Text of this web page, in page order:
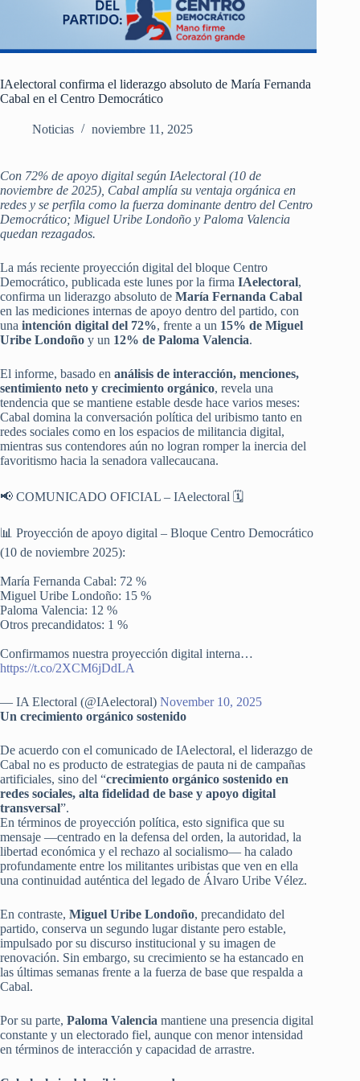
IAelectoral confirma el liderazgo absoluto de María Fernanda
Cabal en el Centro Democrático
Noticias noviembre 11, 2025
Con 72% de apoyo digital según IAelectoral (10 de
noviembre de 2025), Cabal amplía su ventaja orgánica en
redes y se perfila como la fuerza dominante dentro del Centro
Democrático; Miguel Uribe Londoño y Paloma Valencia
quedan rezagados.
La más reciente proyección digital del bloque Centro
Democrático, publicada este lunes por la firma IAelectoral,
confirma un liderazgo absoluto de María Fernanda Cabal
en las mediciones internas de apoyo dentro del partido, con
una intención digital del 72%, frente a un 15% de Miguel
Uribe Londoño y un 12% de Paloma Valencia.
El informe, basado en análisis de interacción, menciones,
sentimiento neto y crecimiento orgánico, revela una
tendencia que se mantiene estable desde hace varios meses:
Cabal domina la conversación política del uribismo tanto en
redes sociales como en los espacios de militancia digital,
mientras sus contendores aún no logran romper la inercia del
favoritismo hacia la senadora vallecaucana.
📢 COMUNICADO OFICIAL – IAelectoral 🗓️
📊 Proyección de apoyo digital – Bloque Centro Democrático
(10 de noviembre 2025):
María Fernanda Cabal: 72 %
Miguel Uribe Londoño: 15 %
Paloma Valencia: 12 %
Otros precandidatos: 1 %
Confirmamos nuestra proyección digital interna…
https://t.co/2XCM6jDdLA
— IA Electoral (@IAelectoral) November 10, 2025
Un crecimiento orgánico sostenido
De acuerdo con el comunicado de IAelectoral, el liderazgo de
Cabal no es producto de estrategias de pauta ni de campañas
artificiales, sino del “crecimiento orgánico sostenido en
redes sociales, alta fidelidad de base y apoyo digital
transversal”.
En términos de proyección política, esto significa que su
mensaje —centrado en la defensa del orden, la autoridad, la
libertad económica y el rechazo al socialismo— ha calado
profundamente entre los militantes uribistas que ven en ella
una continuidad auténtica del legado de Álvaro Uribe Vélez.
En contraste, Miguel Uribe Londoño, precandidato del
partido, conserva un segundo lugar distante pero estable,
impulsado por su discurso institucional y su imagen de
renovación. Sin embargo, su crecimiento se ha estancado en
las últimas semanas frente a la fuerza de base que respalda a
Cabal.
Por su parte, Paloma Valencia mantiene una presencia digital
constante y un electorado fiel, aunque con menor intensidad
en términos de interacción y capacidad de arrastre.